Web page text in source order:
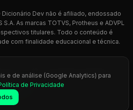
Dicionário Dev não é afiliado, endossado
As marcas TOTVS, Protheus e ADVPL
titulares. Todo o conteúdo é
com finalidade educacional e técnica.
com 💚 para desenvolvedores
Ctrl+K
e de análise (Google Analytics) para
de Privacidade